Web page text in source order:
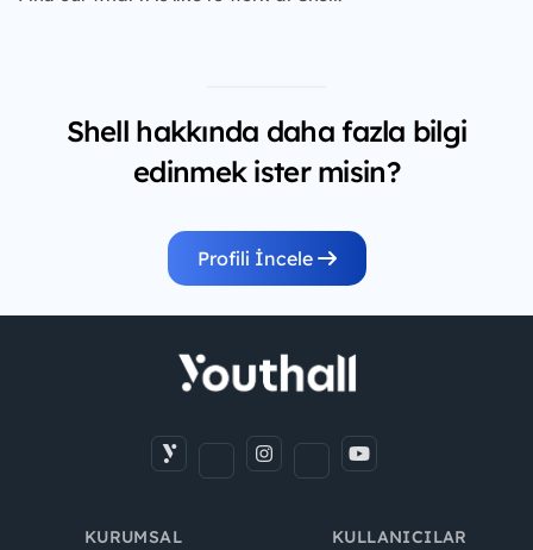
Shell hakkında daha fazla bilgi
edinmek ister misin?
Profili İncele
KURUMSAL KULLANICILAR